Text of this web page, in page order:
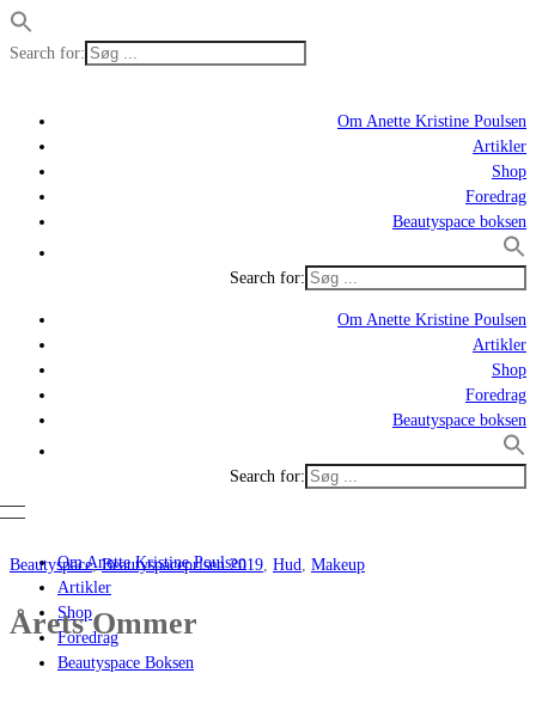
Search for:
Om Anette Kristine Poulsen
Artikler
Shop
Foredrag
Beautyspace boksen
Search for:
Om Anette Kristine Poulsen
Artikler
Shop
Foredrag
Beautyspace boksen
Search for:
Om Anette Kristine Poulsen
Artikler
Shop
Foredrag
Beautyspace Boksen
Beautyspace,Beautyspaceprisen 2019, Hud, Makeup
Årets Ommer